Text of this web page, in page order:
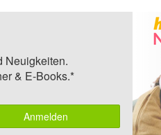
Neuigkeiten.
& E-Books.*
Anmelden